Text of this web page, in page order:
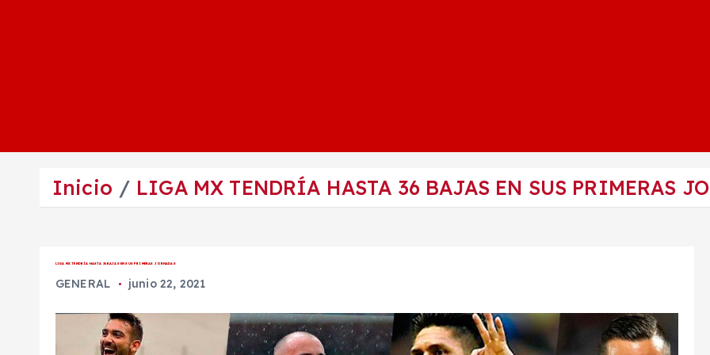
Inicio LIGA MX TENDRÍA HASTA 36 BAJAS EN SUS PRIMERAS
LIGA MX TENDRÍA HASTA 36 BAJAS EN SUS PRIMERAS JORNADAS
GENERAL junio 22, 2021